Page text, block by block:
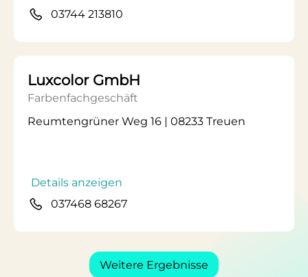
03744 213810
Luxcolor GmbH
Farbenfachgeschäft
Reumtengrüner Weg 16 | 08233 Treuen
Details anzeigen
037468 68267
Weitere Ergebnisse